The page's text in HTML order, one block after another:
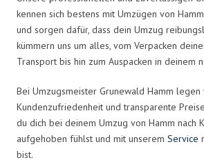
kennen sich bestens mit Umzügen von
und sorgen dafür, dass dein Umzug
kümmern uns um alles, vom Verpacken
Transport bis hin zum Auspacken in deinem
Bei Umzugsmeister Grunewald Hamm
Kundenzufriedenheit und transparente
du dich bei deinem Umzug von Hamm nach
aufgehoben fühlst und mit unserem Service
bist.